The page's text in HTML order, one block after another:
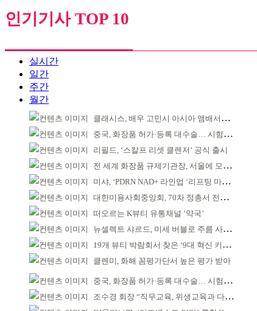
인기기사 TOP 10
실시간
일간
주간
월간
클래시스, 배우 고민시 아시아 앰배서더로 선정
중국, 화장품 허가·등록 대수술… 시험자료 공용 허용
리필드, ‘스칼프 리셋 클렌저’ 공식 출시
전 세계 화장품 규제기관장, 서울에 모인다
미샤, ‘PDRN NAD+ 라인업 ‘리프팅 마스크’ 출시
대한미용사회중앙회, 70차 정총서 전국 회원 단결 다짐
떠오르는 K뷰티 유통채널 ‘약국’
뉴셀렉트 샤르드, 미세 버블로 주름 사이 공략
19개 뷰티 박람회서 찾은 ‘9대 혁신 키워드’
클렌미, 화해 꼼평가단서 높은 평가 받아
중국, 화장품 허가·등록 대수술… 시험자료 공용 허용
조수경 회장 “직무교육, 위생교육과 다르다”